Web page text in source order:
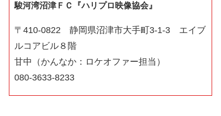
駿河湾沼津ＦＣ『ハリプロ映像協会』
〒410-0822 静岡県沼津市大手町3-1-3 エイブ
ルコアビル８階
甘中（かんなか：ロケオファー担当）
080-3633-8233